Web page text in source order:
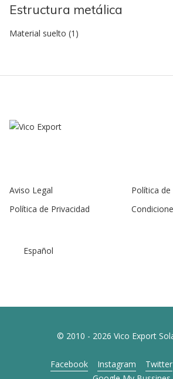
Estructura metálica
Material suelto (1)
Aviso Legal
Política de
Política de Privacidad
Español
© 2010 - 2026 Vico Export
Facebook Instagram Twitter